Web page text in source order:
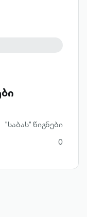
"საბას" წიგნები
0